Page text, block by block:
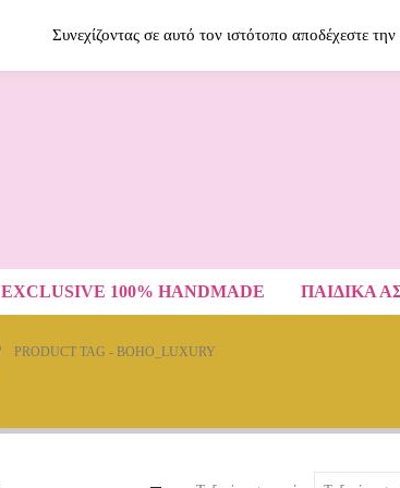
EXCLUSIVE 100% HANDMADE ΠΑΙΔΙΚΆ
PRODUCT TAG - BOHO_LUXURY
Συνεχίζοντας σε αυτό τον ιστότοπο αποδέχεστε